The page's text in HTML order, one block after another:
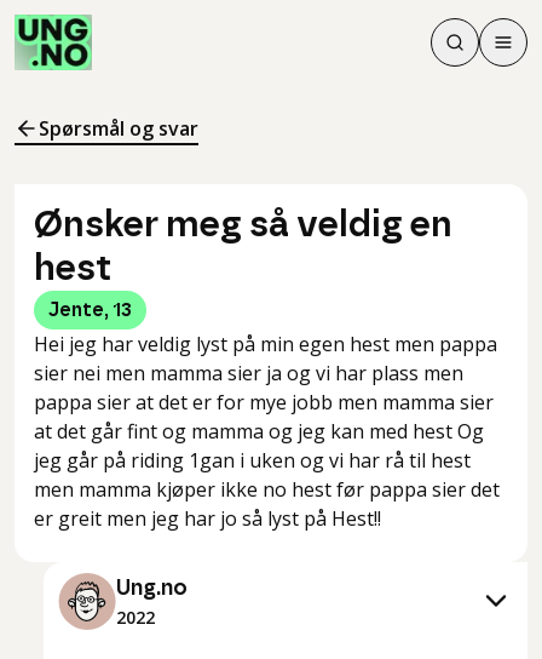
Søk
Søk
Meny
Spørsmål og svar
Ønsker meg så veldig en
hest
Jente, 13
Hei jeg har veldig lyst på min egen hest men pappa
sier nei men mamma sier ja og vi har plass men
pappa sier at det er for mye jobb men mamma sier
at det går fint og mamma og jeg kan med hest Og
jeg går på riding 1gan i uken og vi har rå til hest
men mamma kjøper ikke no hest før pappa sier det
er greit men jeg har jo så lyst på Hest!!
Ung.no
2022